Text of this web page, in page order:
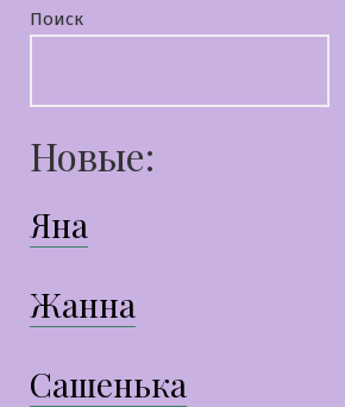
Поиск
Новые:
Яна
Жанна
Сашенька